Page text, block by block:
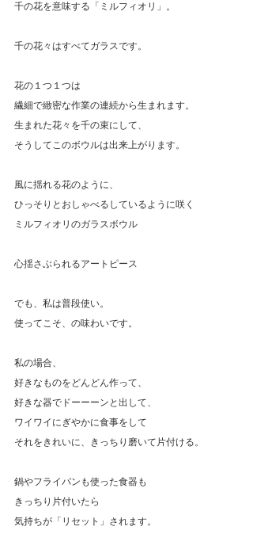
千の花を意味する「ミルフィオリ」。
千の花々はすべてガラスです。
花の１つ１つは
繊細で緻密な作業の連続から生まれます。
生まれた花々を千の束にして、
そうしてこのボウルは出来上がります。
風に揺れる花のように、
ひっそりとおしゃべるしているように咲く
ミルフィオリのガラスボウル
心揺さぶられるアートピース
でも、私は普段使い。
使ってこそ、の味わいです。
私の場合、
好きなものをどんどん作って、
好きな器でドーーーンと出して、
ワイワイにぎやかに食事をして
それをきれいに、きっちり磨いて片付ける。
鍋やフライパンも使った食器も
きっちり片付いたら
気持ちが「リセット」されます。